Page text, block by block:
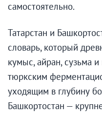
самостоятельно.
Татарстан и
словарь, который
кумыс, айран, сузьма
тюркским
уходящим в глубину
Башкортостан —